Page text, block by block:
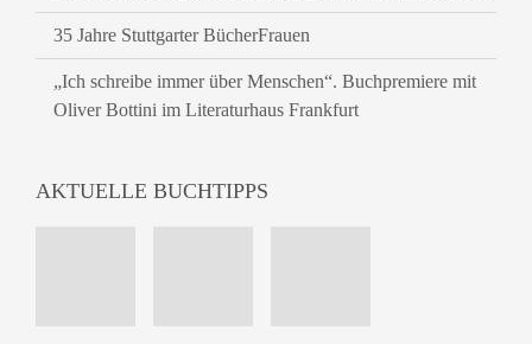
35 Jahre Stuttgarter BücherFrauen
„Ich schreibe immer über Menschen“. Buchpremiere mit
Oliver Bottini im Literaturhaus Frankfurt
AKTUELLE BUCHTIPPS